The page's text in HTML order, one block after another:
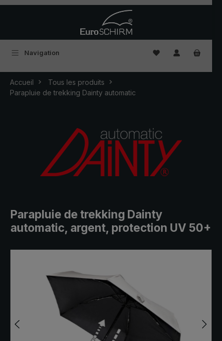
Navigation Vous avez 0
Accueil
Tous les produits
Parapluie de trekking Dainty automatic
Parapluie de trekking Dainty
automatic, argent, protection UV 50+